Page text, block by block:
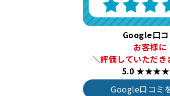
Google口コ
お客様に
＼評価していただき
5.0
Google口コミ